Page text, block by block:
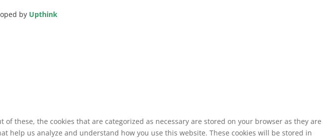
by Upthink
these, the cookies that are categorized as necessary are stored on your browser as they are
us analyze and understand how you use this website. These cookies will be stored in